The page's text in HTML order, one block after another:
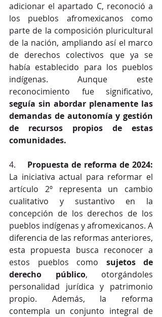
adicionar el apartado C, reconoció a
los pueblos afromexicanos como
parte de la composición pluricultural
de la nación, ampliando así el marco
de derechos colectivos que ya se
había establecido para los pueblos
indígenas. Aunque este
seguía sin abordar plenamente las
demandas de autonomía y gestión
de recursos propios de estas
comunidades.
4. Propuesta de reforma de 2024:
La iniciativa actual para reformar el
artículo 2º representa un cambio
cualitativo y sustantivo en la
concepción de los derechos de los
pueblos indígenas y afromexicanos. A
diferencia de las reformas anteriores,
esta propuesta busca reconocer a
estos pueblos como sujetos de
derecho público, otorgándoles
personalidad jurídica y patrimonio
propio. Además, la reforma
contempla un conjunto integral de